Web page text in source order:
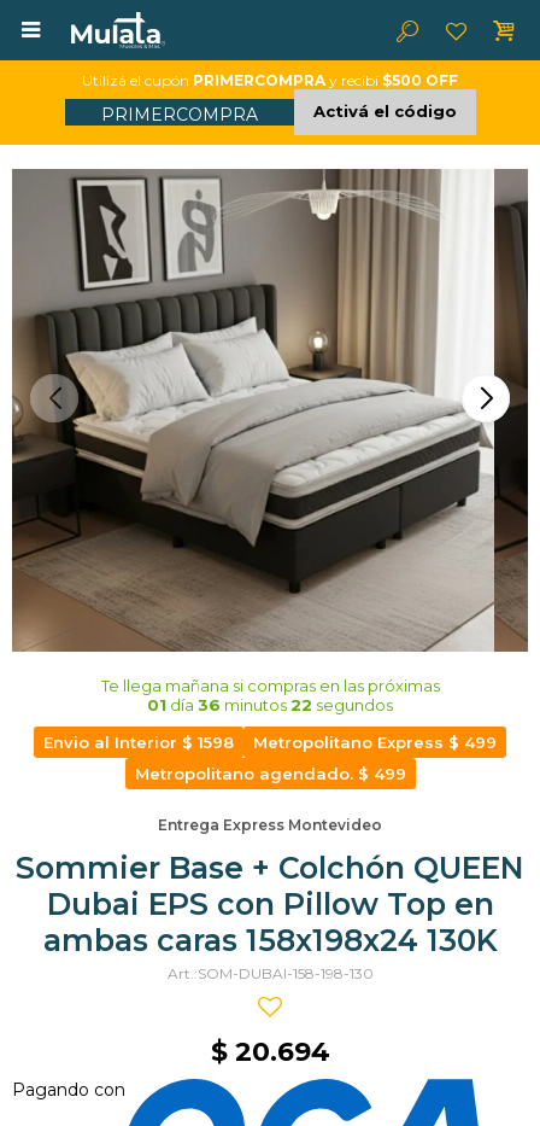

Utilizá el cupón PRIMERCOMPRA y recibí $500 OFF
PRIMERCOMPRA Activá el código
Te llega mañana si compras en las próximas
01 día 36 minutos22 segundos
Envio al Interior $ 1598
Metropolitano Express $ 499
Metropolitano agendado. $ 499
Entrega Express Montevideo
Sommier Base + Colchón QUEEN
Dubai EPS con Pillow Top en
ambas caras 158x198x24 130K
SOM-DUBAI-158-198-130
$ 20.694
Pagando con